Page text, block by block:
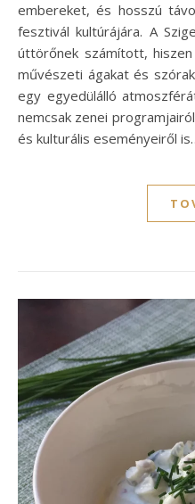
embereket, és hosszú
fesztivál kultúrájára. A
úttörőnek számított,
művészeti ágakat és
egy egyedülálló
nemcsak zenei
és kulturális eseményeiről